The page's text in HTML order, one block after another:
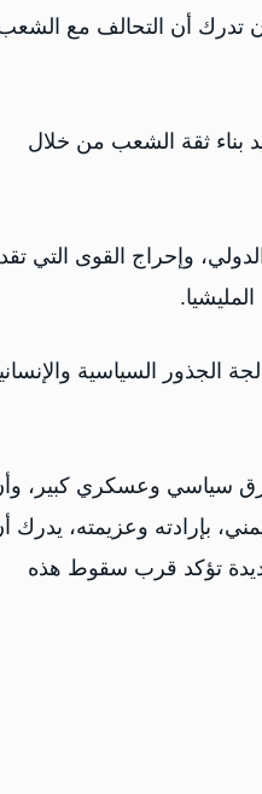
تدرك أن التحالف مع
بناء ثقة الشعب من خلال
وإحراج القوى التي
الجذور السياسية
سياسي وعسكري كبير،
بإرادته وعزيمته، يدرك
تؤكد قرب سقوط هذه